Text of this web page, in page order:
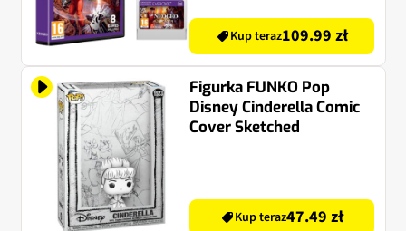
Kup teraz109.99 zł
Figurka FUNKO Pop
Disney Cinderella Comic
Cover Sketched
Kup teraz47.49 zł